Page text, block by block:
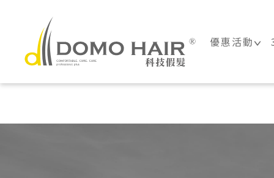
優惠活動